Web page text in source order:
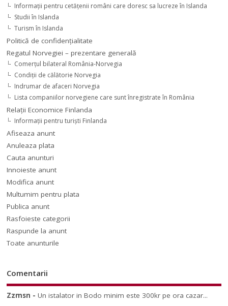
Informaţii pentru cetăţenii români care doresc sa lucreze în Islanda
Studii în Islanda
Turism în Islanda
Politică de confidențialitate
Regatul Norvegiei – prezentare generală
Comerţul bilateral România-Norvegia
Condiții de călătorie Norvegia
Indrumar de afaceri Norvegia
Lista companiilor norvegiene care sunt înregistrate în România
Relaţii Economice Finlanda
Informaţii pentru turişti Finlanda
Afiseaza anunt
Anuleaza plata
Cauta anunturi
Innoieste anunt
Modifica anunt
Multumim pentru plata
Publica anunt
Rasfoieste categorii
Raspunde la anunt
Toate anunturile
Comentarii
Zzmsn -Un istalator in Bodo minim este 300kr pe ora cazar...